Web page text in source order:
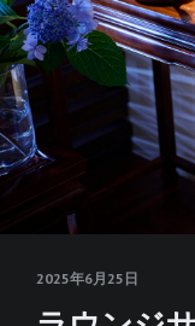
2025年6月25日